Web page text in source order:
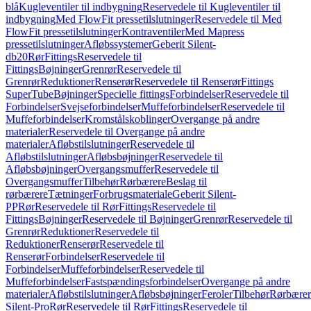
blåKugleventiler til indbygningReservedele til Kugleventiler til
indbygningMed FlowFit pressetilslutningerReservedele til Med
FlowFit pressetilslutningerKontraventilerMed Mapress
pressetilslutningerAfløbssystemerGeberit Silent-
db20RørFittingsReservedele til
FittingsBøjningerGrenrørReservedele til
GrenrørReduktionerRenserørReservedele til RenserørFittings
SuperTubeBøjningerSpecielle fittingsForbindelserReservedele til
ForbindelserSvejseforbindelserMuffeforbindelserReservedele til
MuffeforbindelserKromstålskoblingerOvergange på andre
materialerReservedele til Overgange på andre
materialerAfløbstilslutningerReservedele til
AfløbstilslutningerAfløbsbøjningerReservedele til
AfløbsbøjningerOvergangsmufferReservedele til
OvergangsmufferTilbehørRørbærereBeslag til
rørbærereTætningerForbrugsmaterialeGeberit Silent-
PPRørReservedele til RørFittingsReservedele til
FittingsBøjningerReservedele til BøjningerGrenrørReservedele til
GrenrørReduktionerReservedele til
ReduktionerRenserørReservedele til
RenserørForbindelserReservedele til
ForbindelserMuffeforbindelserReservedele til
MuffeforbindelserFastspændingsforbindelserOvergange på andre
materialerAfløbstilslutningerAfløbsbøjningerFerolerTilbehør
Silent-ProRørReservedele til RørFittingsReservedele til